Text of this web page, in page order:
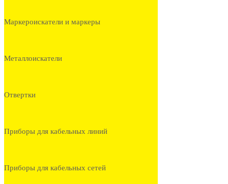
Маркероискатели и маркеры
Металлоискатели
Отвертки
Приборы для кабельных линий
Приборы для кабельных сетей